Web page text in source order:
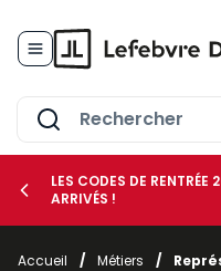
le sous-menu Vos
LES CODES DE RENTRÉE
ARRIVÉS !
Accueil / Métiers /